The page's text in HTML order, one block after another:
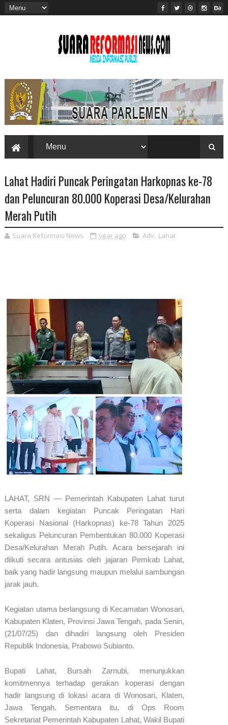
Lahat Hadiri Puncak Peringatan Harkopnas ke-78
dan Peluncuran 80.000 Koperasi Desa/Kelurahan
Merah Putih
Suara Reformasi News year ago Adv, Lahat
LAHAT, SRN — Pemerintah Kabupaten Lahat turut
serta dalam kegiatan Puncak Peringatan Hari
Koperasi Nasional (Harkopnas) ke-78 Tahun 2025
sekaligus Peluncuran Pembentukan 80.000 Koperasi
Desa/Kelurahan Merah Putih. Acara bersejarah ini
diikuti secara antusias oleh jajaran Pemkab Lahat,
baik yang hadir langsung maupun melalui sambungan
jarak jauh.
​Kegiatan utama berlangsung di Kecamatan Wonosari,
Kabupaten Klaten, Provinsi Jawa Tengah, pada Senin,
(21/07/25) dan dihadiri langsung oleh Presiden
Republik Indonesia, Prabowo Subianto.
​Bupati Lahat, Bursah Zarnubi, menunjukkan
komitmennya terhadap gerakan koperasi dengan
hadir langsung di lokasi acara di Wonosari, Klaten,
Jawa Tengah. Sementara itu, di Ops Room
Sekretariat Pemerintah Kabupaten Lahat, Wakil Bupati